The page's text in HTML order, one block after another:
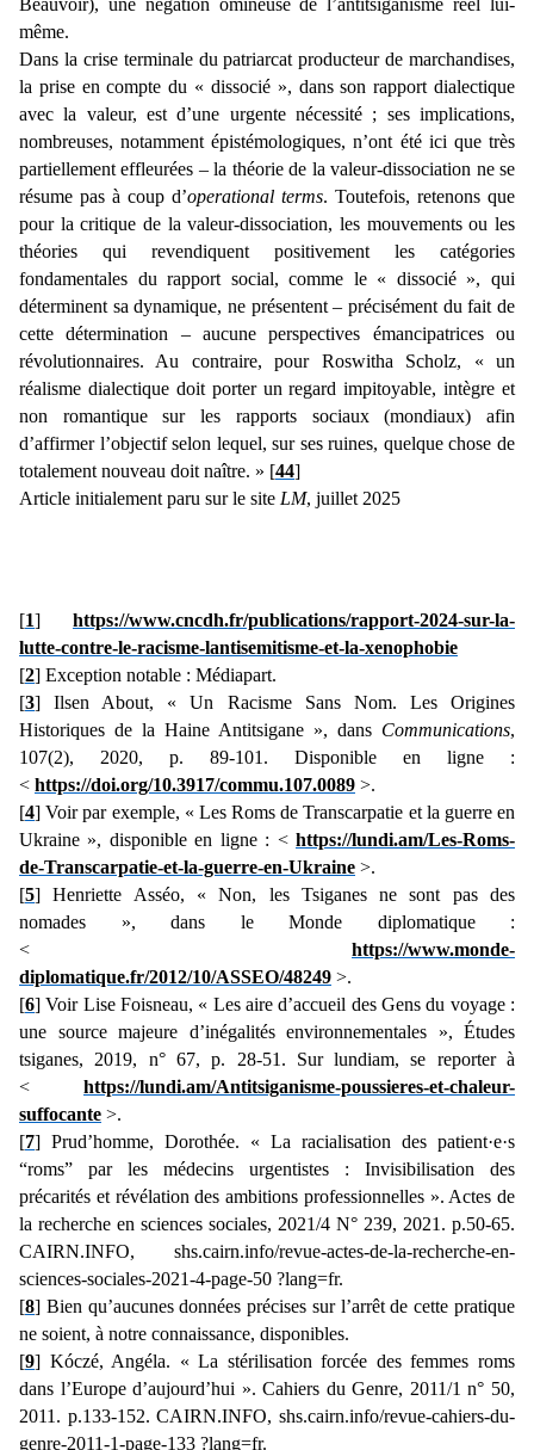
Beauvoir), une négation omineuse de l’antitsiganisme réel lui-
même.
Dans la crise terminale du patriarcat producteur de marchandises,
la prise en compte du « dissocié », dans son rapport dialectique
avec la valeur, est d’une urgente nécessité ; ses implications,
nombreuses, notamment épistémologiques, n’ont été ici que très
partiellement effleurées – la théorie de la valeur-dissociation ne se
résume pas à coup d’operational terms. Toutefois, retenons que
pour la critique de la valeur-dissociation, les mouvements ou les
théories qui revendiquent positivement les catégories
fondamentales du rapport social, comme le « dissocié », qui
déterminent sa dynamique, ne présentent – précisément du fait de
cette détermination – aucune perspectives émancipatrices ou
révolutionnaires. Au contraire, pour Roswitha Scholz, « un
réalisme dialectique doit porter un regard impitoyable, intègre et
non romantique sur les rapports sociaux (mondiaux) afin
d’affirmer l’objectif selon lequel, sur ses ruines, quelque chose de
totalement nouveau doit naître. » [44]
Article initialement paru sur le site LM, juillet 2025
[1] https://www.cncdh.fr/publications/rapport-2024-sur-la-
lutte-contre-le-racisme-lantisemitisme-et-la-xenophobie
[2] Exception notable : Médiapart.
[3] Ilsen About, « Un Racisme Sans Nom. Les Origines
Historiques de la Haine Antitsigane », dans Communications,
107(2), 2020, p. 89-101. Disponible en ligne :
< https://doi.org/10.3917/commu.107.0089 >.
[4] Voir par exemple, « Les Roms de Transcarpatie et la guerre en
Ukraine », disponible en ligne : < https://lundi.am/Les-Roms-
de-Transcarpatie-et-la-guerre-en-Ukraine >.
[5] Henriette Asséo, « Non, les Tsiganes ne sont pas des
nomades », dans le Monde diplomatique :
< https://www.monde-
diplomatique.fr/2012/10/ASSEO/48249 >.
[6] Voir Lise Foisneau, « Les aire d’accueil des Gens du voyage :
une source majeure d’inégalités environnementales », Études
tsiganes, 2019, n° 67, p. 28-51. Sur lundiam, se reporter à
< https://lundi.am/Antitsiganisme-poussieres-et-chaleur-
suffocante >.
[7] Prud’homme, Dorothée. « La racialisation des patient·e·s
“roms” par les médecins urgentistes : Invisibilisation des
précarités et révélation des ambitions professionnelles ». Actes de
la recherche en sciences sociales, 2021/4 N° 239, 2021. p.50-65.
CAIRN.INFO, shs.cairn.info/revue-actes-de-la-recherche-en-
sciences-sociales-2021-4-page-50 ?lang=fr.
[8] Bien qu’aucunes données précises sur l’arrêt de cette pratique
ne soient, à notre connaissance, disponibles.
[9] Kóczé, Angéla. « La stérilisation forcée des femmes roms
dans l’Europe d’aujourd’hui ». Cahiers du Genre, 2011/1 n° 50,
2011. p.133-152. CAIRN.INFO, shs.cairn.info/revue-cahiers-du-
genre-2011-1-page-133 ?lang=fr.